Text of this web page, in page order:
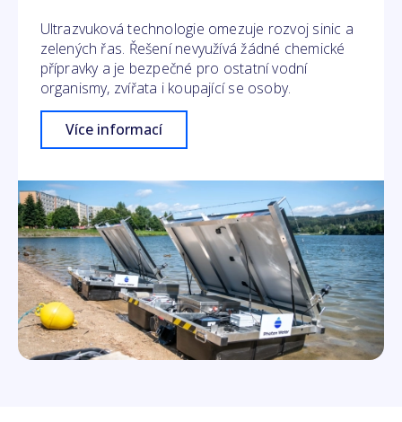
Ultrazvuková technologie omezuje rozvoj sinic a
zelených řas. Řešení nevyužívá žádné chemické
přípravky a je bezpečné pro ostatní vodní
organismy, zvířata i koupající se osoby.
Více informací